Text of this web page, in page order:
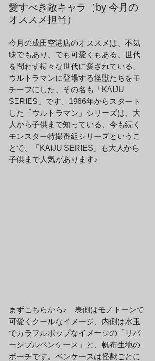
愛すべき敵キャラ（by 今月の
オススメ担当）
今月の成田空港店のオススメは、不気
味でもあり、でも可愛くもある、世代
を問わず様々な世代に愛されている、
ウルトラマンに登場する怪獣たちをモ
チーフにした、その名も「KAIJU
SERIES」です。1966年からスタート
した「ウルトラマン」シリーズは、大
人から子供まで知っている、今も続く
モンスター特撮番組シリーズというこ
とで、「KAIJU SERIES」も大人から
子供まで人気があります♪
まずこちらから♪　表側はモノトーンで
可愛くクールなイメージ、内側は水玉
でカラフルポップなイメージの「リバ
ーシブルペンケース」と、帆布生地の
ポーチです。ペンケースは怪獣ごとに